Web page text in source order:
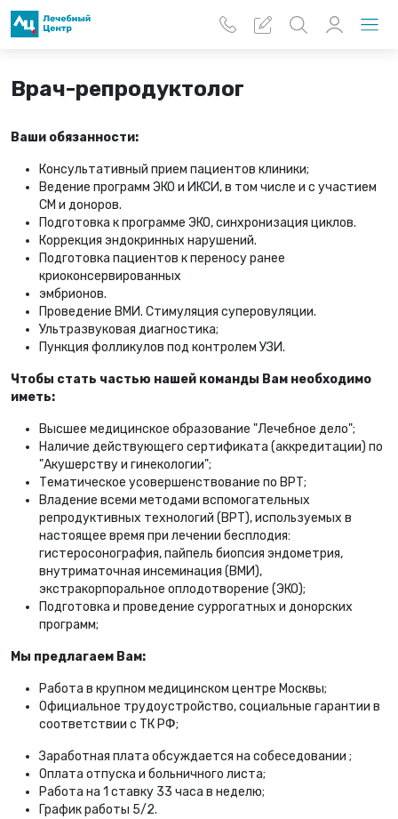
Перейти к основному содержанию
Врач-репродуктолог
Ваши обязанности:
Консультативный прием пациентов клиники;
Ведение программ ЭКО и ИКСИ, в том числе и с участием
СМ и доноров.
Подготовка к программе ЭКО, синхронизация циклов.
Коррекция эндокринных нарушений.
Подготовка пациентов к переносу ранее
криоконсервированных
эмбрионов.
Проведение ВМИ. Стимуляция суперовуляции.
Ультразвуковая диагностика;
Пункция фолликулов под контролем УЗИ.
Чтобы стать частью нашей команды Вам необходимо
иметь:
Высшее медицинское образование "Лечебное дело";
Наличие действующего сертификата (аккредитации) по
"Акушерству и гинекологии";
Тематическое усовершенствование по ВРТ;
Владение всеми методами вспомогательных
репродуктивных технологий (ВРТ), используемых в
настоящее время при лечении бесплодия:
гистеросонография, пайпель биопсия эндометрия,
внутриматочная инсеминация (ВМИ),
экстракорпоральное оплодотворение (ЭКО);
Подготовка и проведение суррогатных и донорских
программ;
Мы предлагаем Вам:
Работа в крупном медицинском центре Москвы;
Официальное трудоустройство, социальные гарантии в
соответствии с ТК РФ;
Заработная плата обсуждается на собеседовании ;
Оплата отпуска и больничного листа;
Работа на 1 ставку 33 часа в неделю;
График работы 5/2.